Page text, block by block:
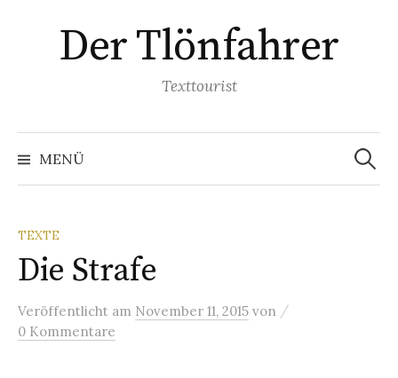
Der Tlönfahrer
Texttourist
MENÜ
Suchen
nach:
TEXTE
Die Strafe
Veröffentlicht am November 11, 2015 von /
0 Kommentare